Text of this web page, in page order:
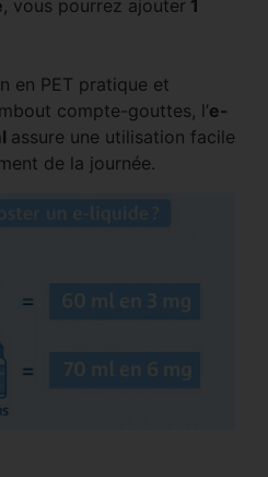
, vous pourrez ajouter 1
en PET pratique et
compte-gouttes, l’e-
assure une utilisation facile
de la journée.